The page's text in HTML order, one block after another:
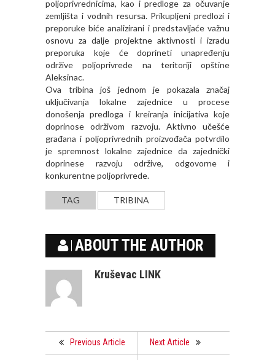
poljoprivrednicima, kao i predloge za očuvanje
zemljišta i vodnih resursa. Prikupljeni predlozi i
preporuke biće analizirani i predstavljaće važnu
osnovu za dalje projektne aktivnosti i izradu
preporuka koje će doprineti unapređenju
održive poljoprivrede na teritoriji opštine
Aleksinac.
Ova tribina još jednom je pokazala značaj
uključivanja lokalne zajednice u procese
donošenja predloga i kreiranja inicijativa koje
doprinose održivom razvoju. Aktivno učešće
građana i poljoprivrednih proizvođača potvrdilo
je spremnost lokalne zajednice da zajednički
doprinese razvoju održive, odgovorne i
konkurentne poljoprivrede.
TAG TRIBINA
ABOUT THE AUTHOR
Kruševac LINK
Previous Article Next Article